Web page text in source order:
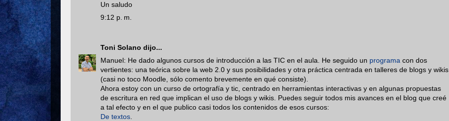
Un saludo
9:12 p. m.
Toni Solano dijo...
Manuel: He dado algunos cursos de introducción a las TIC en el aula. He seguido un programa con dos
vertientes: una teórica sobre la web 2.0 y sus posibilidades y otra práctica centrada en talleres de blogs y wikis
(casi no toco Moodle, sólo comento brevemente en qué consiste).
Ahora estoy con un curso de ortografía y tic, centrado en herramientas interactivas y en algunas propuestas
de escritura en red que implican el uso de blogs y wikis. Puedes seguir todos mis avances en el blog que creé
a tal efecto y en el que publico casi todos los contenidos de esos cursos:
De textos